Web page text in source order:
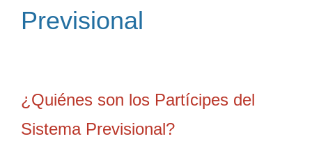
Previsional
¿Quiénes son los Partícipes del
Sistema Previsional?